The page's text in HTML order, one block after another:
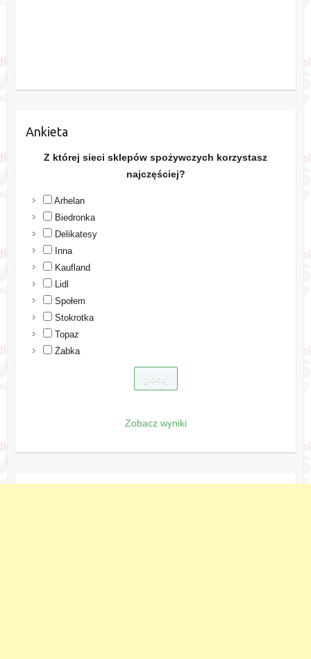
Ankieta
Z której sieci sklepów spożywczych korzystasz
najczęściej?
Arhelan
Biedronka
Delikatesy
Inna
Kaufland
Lidl
Społem
Stokrotka
Topaz
Żabka
Zobacz wyniki